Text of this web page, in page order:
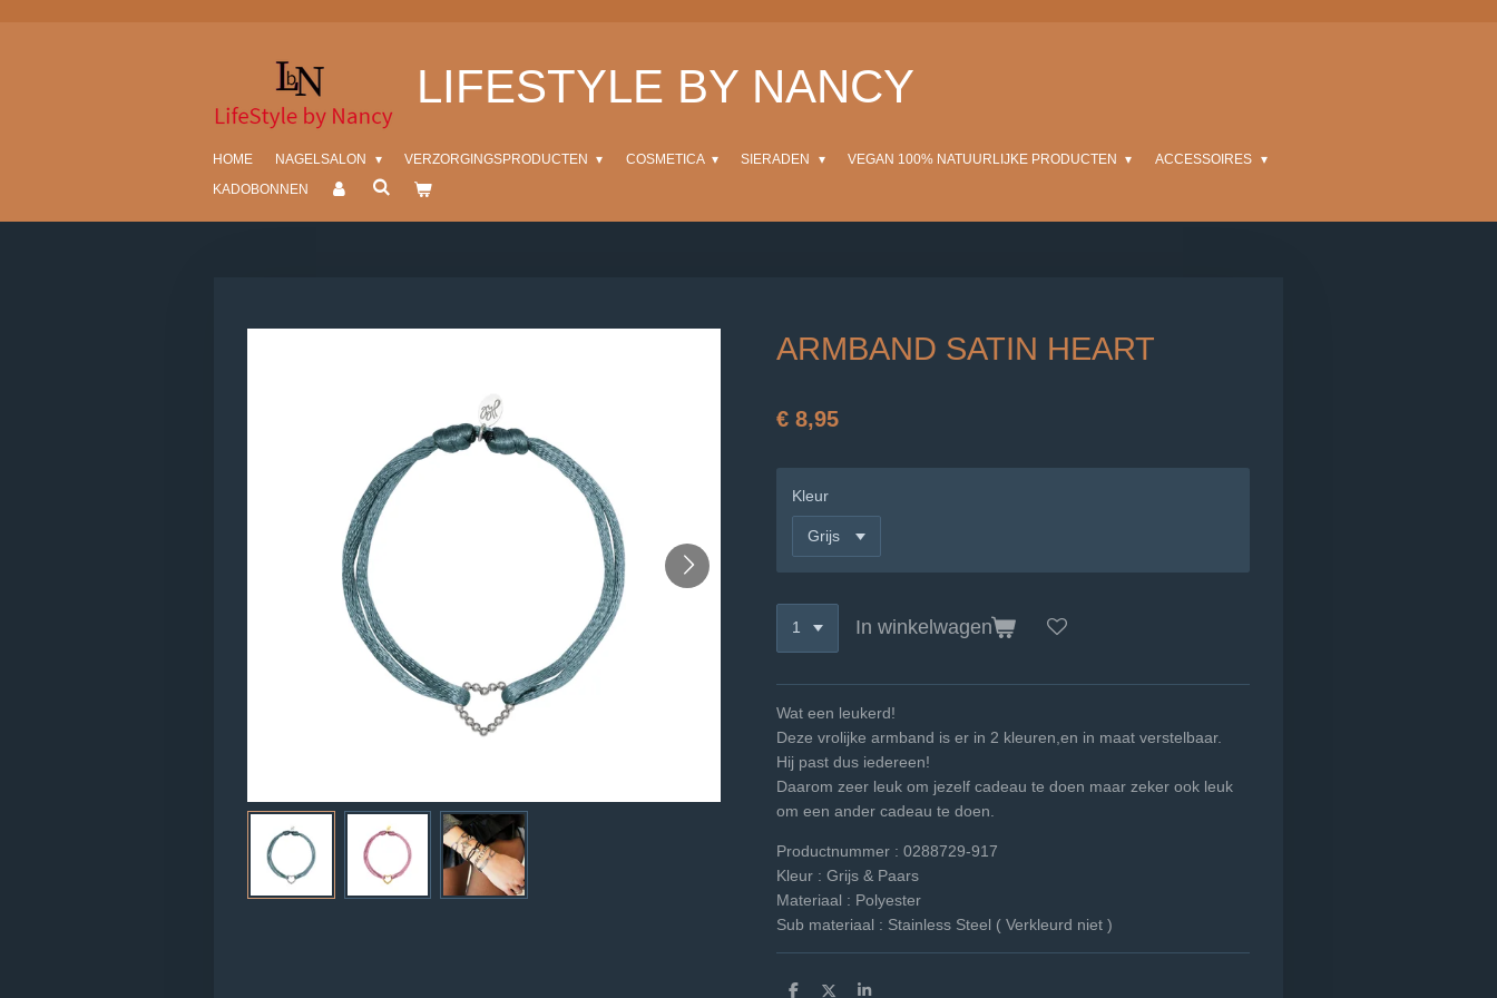
LIFESTYLE BY NANCY
HOME NAGELSALON VERZORGINGSPRODUCTEN COSMETICA SIERADEN VEGAN 100% NATUURLIJKE PRODUCTEN
ACCESSOIRES
KADOBONNEN
ARMBAND SATIN HEART
€ 8,95
Kleur
In winkelwagen
Wat een leukerd!
Deze vrolijke armband is er in 2 kleuren,en in maat verstelbaar.
Hij past dus iedereen!
Daarom zeer leuk om jezelf cadeau te doen maar zeker ook leuk
om een ander cadeau te doen.
Productnummer : 0288729-917
Kleur : Grijs & Paars
Materiaal : Polyester
Sub materiaal : Stainless Steel ( Verkleurd niet )